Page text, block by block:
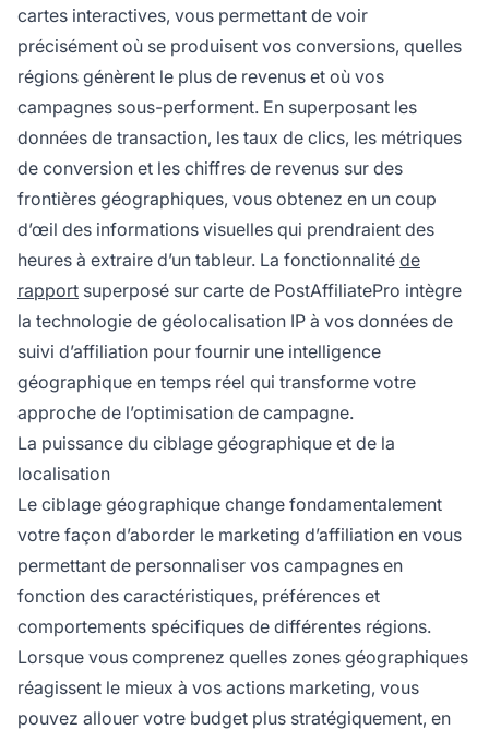
cartes interactives, vous permettant de voir
précisément où se produisent vos conversions, quelles
régions génèrent le plus de revenus et où vos
campagnes sous-performent. En superposant les
données de transaction, les taux de clics, les métriques
de conversion et les chiffres de revenus sur des
frontières géographiques, vous obtenez en un coup
d’œil des informations visuelles qui prendraient des
heures à extraire d’un tableur. La fonctionnalité de
rapport superposé sur carte de PostAffiliatePro intègre
la technologie de géolocalisation IP à vos données de
suivi d’affiliation pour fournir une intelligence
géographique en temps réel qui transforme votre
approche de l’optimisation de campagne.
La puissance du ciblage géographique et de la
localisation
Le ciblage géographique change fondamentalement
votre façon d’aborder le marketing d’affiliation en vous
permettant de personnaliser vos campagnes en
fonction des caractéristiques, préférences et
comportements spécifiques de différentes régions.
Lorsque vous comprenez quelles zones géographiques
réagissent le mieux à vos actions marketing, vous
pouvez allouer votre budget plus stratégiquement, en